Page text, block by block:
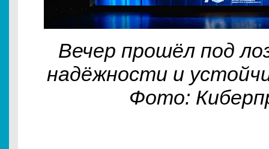
Вечер прошёл под
надёжности и
Фото: